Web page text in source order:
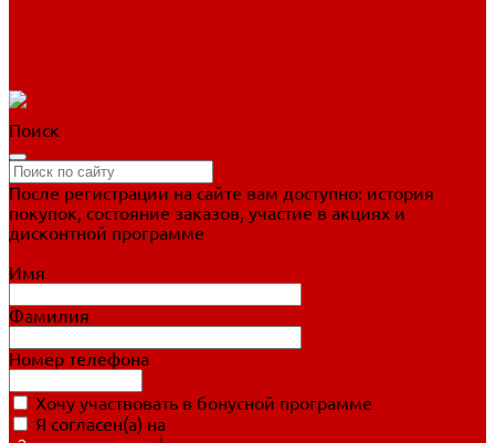
Поиск
После регистрации на сайте вам доступно: история
покупок, состояние заказов, участие в акциях и
дисконтной программе
Имя
Фамилия
Номер телефона
Хочу участвовать в бонусной программе
Я согласен(а) на